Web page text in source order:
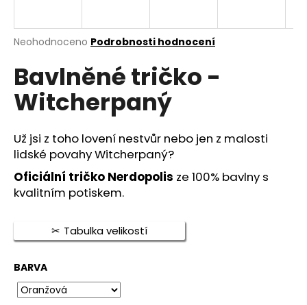
Průměrné
produktu
je
0,0
z
hvězdiček.
Neohodnoceno Podrobnosti hodnocení
Bavlněné tričko -
Witcherpaný
Už jsi z toho lovení nestvůr nebo jen z malosti
lidské povahy Witcherpaný?
Oficiální tričko Nerdopolis ze 100% bavlny s
kvalitním potiskem.
Tabulka velikostí
BARVA
j
í
t
?
HLEDAT
p
o
r
u